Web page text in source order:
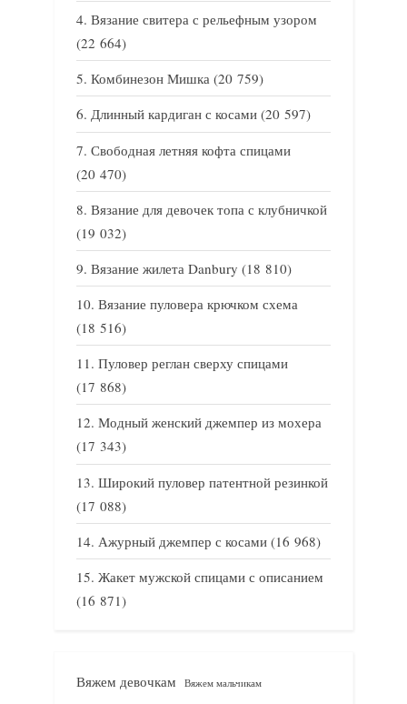
Вязание свитера с рельефным узором
(22 664)
Комбинезон Мишка (20 759)
Длинный кардиган с косами (20 597)
Свободная летняя кофта спицами
(20 470)
Вязание для девочек топа с клубничкой
(19 032)
Вязание жилета Danbury (18 810)
Вязание пуловера крючком схема
(18 516)
Пуловер реглан сверху спицами
(17 868)
Модный женский джемпер из мохера
(17 343)
Широкий пуловер патентной резинкой
(17 088)
Ажурный джемпер с косами (16 968)
Жакет мужской спицами с описанием
(16 871)
Вяжем девочкам Вяжем мальчикам